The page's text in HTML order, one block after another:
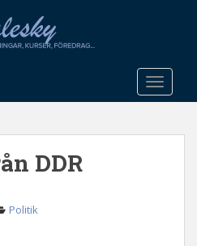
DDR
Politik